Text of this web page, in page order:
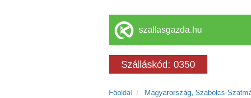
szallasgazda.hu
Szálláskód: 0350
Főoldal Magyarország, Szabolcs-